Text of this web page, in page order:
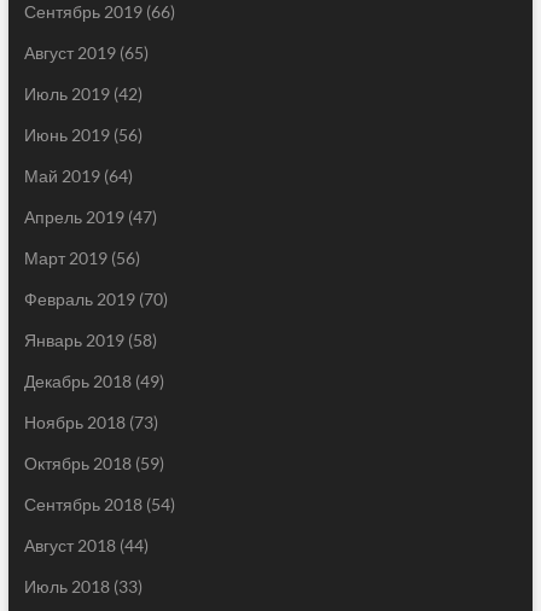
Сентябрь 2019(66)
Август 2019(65)
Июль 2019(42)
Июнь 2019(56)
Май 2019(64)
Апрель 2019(47)
Март 2019(56)
Февраль 2019(70)
Январь 2019(58)
Декабрь 2018(49)
Ноябрь 2018(73)
Октябрь 2018(59)
Сентябрь 2018(54)
Август 2018(44)
Июль 2018(33)